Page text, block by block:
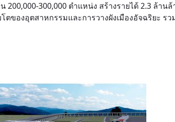
300,000 ตำแหน่ง สร้างรายได้ 2.3 ล้า
ของอุตสาหกรรมและการวางผังเมืองอัจฉริยะ